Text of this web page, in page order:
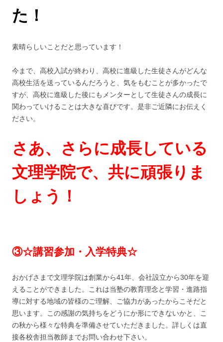
た！
素晴らしいことだと思っています！
今まで、高校入試が終わり、高校に進級した生徒さんがどんな
高校生活を送っているんだろうと、気をもむことが多かったで
すが、高校に進級した後にもメンターとして生徒さんの成長に
関わっていけることは大きな喜びです。是非ご近隣にお伝えく
ださい。
さあ、さらに成長している
文理学院で、共に頑張りま
しょう！
③☆講習参加・入学特典☆
おかげさまで文理学院は創業から41年、会社設立から30年を迎
えることができました。これは当塾の教育理念と学習・進路指
導に対する地域の皆様のご理解、ご協力があったからこそだと
思います。この感謝の気持ちをどうにか形にできないかと、こ
の秋から様々な特典を準備させていただきました。詳しくは直
接各校舎担当教師までお問い合わせ下さい。